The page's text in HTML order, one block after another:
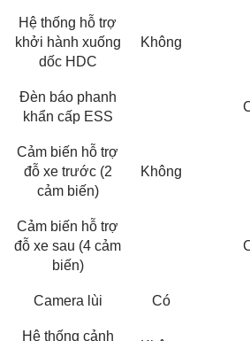
Hệ thống hỗ trợ
khởi hành xuống
dốc HDC
Không
Đèn báo phanh
khẩn cấp ESS
Cảm biến hỗ trợ
đỗ xe trước (2
cảm biến)
Không
Cảm biến hỗ trợ
đỗ xe sau (4 cảm
biến)
Camera lùi Có
Hệ thống cảnh